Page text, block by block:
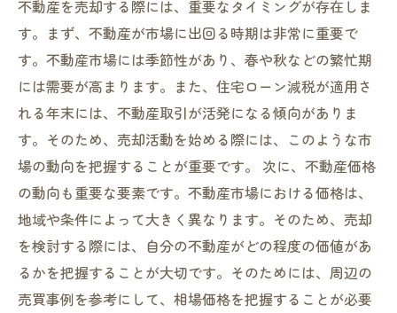
不動産を売却する際には、重要なタイミングが存在しま
す。まず、不動産が市場に出回る時期は非常に重要で
す。不動産市場には季節性があり、春や秋などの繁忙期
には需要が高まります。また、住宅ローン減税が適用さ
れる年末には、不動産取引が活発になる傾向がありま
す。そのため、売却活動を始める際には、このような市
場の動向を把握することが重要です。 次に、不動産価格
の動向も重要な要素です。不動産市場における価格は、
地域や条件によって大きく異なります。そのため、売却
を検討する際には、自分の不動産がどの程度の価値があ
るかを把握することが大切です。そのためには、周辺の
売買事例を参考にして、相場価格を把握することが必要